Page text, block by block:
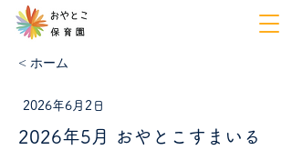
< ホーム
2026年6月2日
2026年5月 おやとこすまいる